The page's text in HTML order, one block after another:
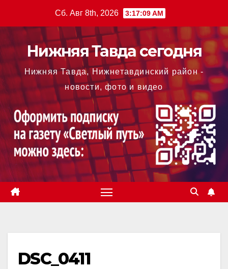
содержимому
Сб. Авг 8th, 2026 3:17:10 AM
Нижняя Тавда сегодня
Нижняя Тавда, Нижнетавдинский район -
новости, фото и видео
DSC_0411